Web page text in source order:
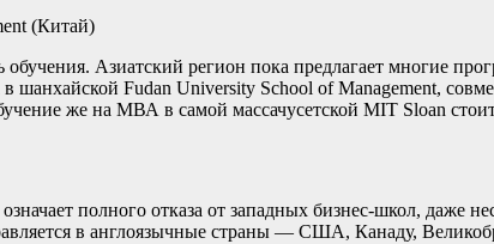
(Китай)
Азиатский регион пока предлагает многие
Fudan University School of Management,
же на МВА в самой массачусетской MIT Sloan
полного отказа от западных бизнес-школ, даже
в англоязычные страны — США, Канаду,